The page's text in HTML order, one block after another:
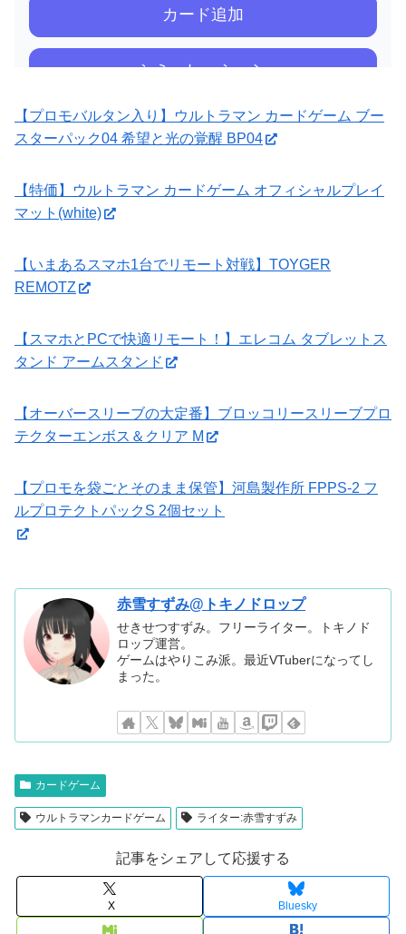
【プロモバルタン入り】ウルトラマン カードゲーム ブー
スターパック04 希望と光の覚醒 BP04
【特価】ウルトラマン カードゲーム オフィシャルプレイ
マット(white)
【いまあるスマホ1台でリモート対戦】TOYGER
REMOTZ
【スマホとPCで快適リモート！】エレコム タブレットス
タンド アームスタンド
【オーバースリーブの大定番】ブロッコリースリーブプロ
テクターエンボス＆クリア M
【プロモを袋ごとそのまま保管】河島製作所 FPPS-2 フ
ルプロテクトパックS 2個セット
赤雪すずみ@トキノドロップ
せきせつすずみ。フリーライター。トキノド
ロップ運営。
ゲームはやりこみ派。最近VTuberになってし
まった。
カードゲーム
ウルトラマンカードゲーム ライター:赤雪すずみ
記事をシェアして応援する
X Bluesky